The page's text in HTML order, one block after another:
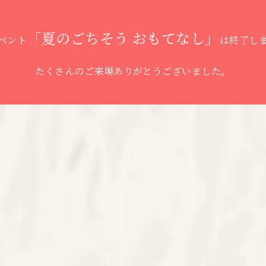
ント 「夏のごちそう おもてなし」 は終了し
たくさんのご来場ありがとうございました。